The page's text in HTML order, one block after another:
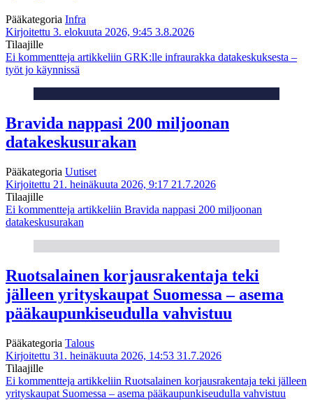
Pääkategoria Infra
Kirjoitettu 3. elokuuta 2026, 9:45 3.8.2026
Tilaajille
Ei kommentteja artikkeliin GRK:lle infraurakka datakeskuksesta –
työt jo käynnissä
Bravida nappasi 200 miljoonan
datakeskusurakan
Pääkategoria Uutiset
Kirjoitettu 21. heinäkuuta 2026, 9:17 21.7.2026
Tilaajille
Ei kommentteja artikkeliin Bravida nappasi 200 miljoonan
datakeskusurakan
Ruotsalainen korjausrakentaja teki
jälleen yrityskaupat Suomessa – asema
pääkaupunkiseudulla vahvistuu
Pääkategoria Talous
Kirjoitettu 31. heinäkuuta 2026, 14:53 31.7.2026
Tilaajille
Ei kommentteja artikkeliin Ruotsalainen korjausrakentaja teki jälleen
yrityskaupat Suomessa – asema pääkaupunkiseudulla vahvistuu